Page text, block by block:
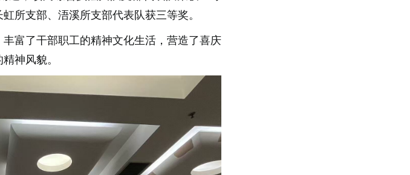
所支部、浯溪所支部代表队获三等奖。
富了干部职工的精神文化生活，营造了喜庆
神风貌。